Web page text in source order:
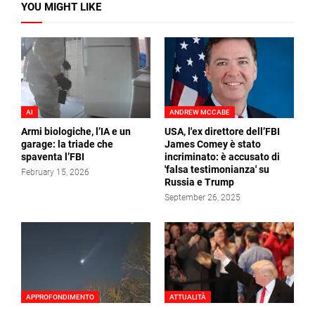
YOU MIGHT LIKE
AI
Armi biologiche, l’IA e un
garage: la triade che
spaventa l’FBI
February 15, 2026
ANDREW MCCABE
USA, l'ex direttore dell’FBI
James Comey è stato
incriminato: è accusato di
'falsa testimonianza' su
Russia e Trump
September 26, 2025
APPROFONDIMENTO ATTUALITÀ